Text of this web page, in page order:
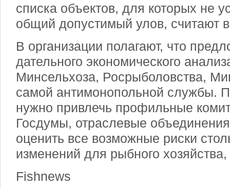
списка объектов, для которых не
общий допустимый улов, считают
В организации полагают, что
дательного экономического
Минсельхоза, Росрыболовства,
самой антимонопольной службы.
нужно привлечь профильные
Госдумы, отраслевые
оценить все возможные риски
изменений для рыбного
Fishnews